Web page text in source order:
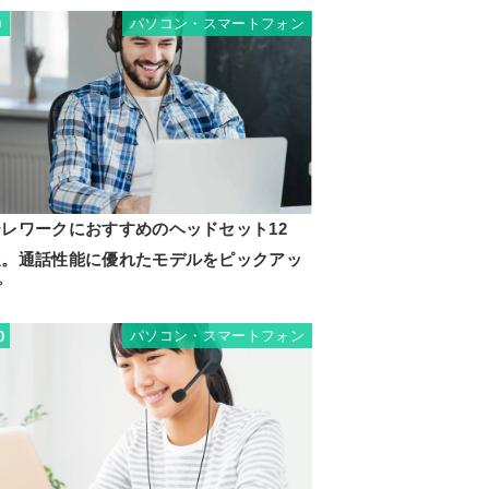
パソコン・スマートフォン
ワークにおすすめのヘッドセット12
通話性能に優れたモデルをピックアッ
パソコン・スマートフォン